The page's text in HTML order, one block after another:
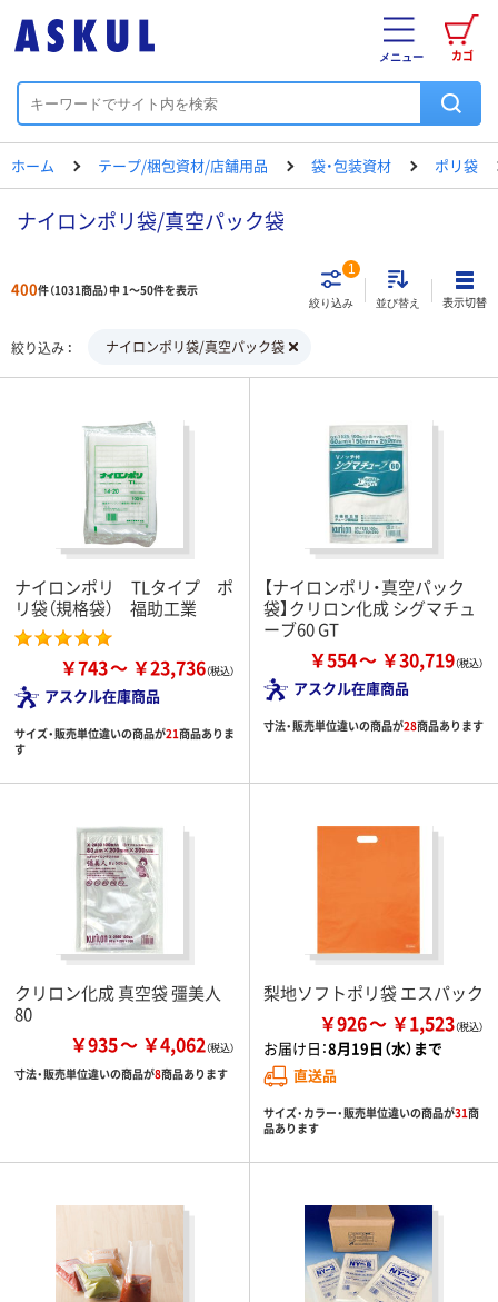
カゴ
メニュー
ホーム テープ/梱包資材/店舗用品 袋・包装資材 ポリ袋
ナイロンポリ袋/真空パック袋
400件（1031商品）中 1～50件を表示
絞り込み
1
並び替え 表示切替
絞り込み ナイロンポリ袋/真空パック袋
ナイロンポリ TLタイプ ポ
リ袋（規格袋） 福助工業
￥743 ￥23,736
アスクル在庫商品
サイズ・販売単位違いの商品が21商品ありま
す
【ナイロンポリ・真空パック
袋】クリロン化成 シグマチュ
ーブ60 GT
￥554 ￥30,719
アスクル在庫商品
寸法・販売単位違いの商品が28商品あります
クリロン化成 真空袋 彊美人
80
￥935 ￥4,062
寸法・販売単位違いの商品が8商品あります
梨地ソフトポリ袋 エスパック
￥926 ￥1,523
お届け日：8月19日（水）まで
直送品
サイズ・カラー・販売単位違いの商品が31商
品あります